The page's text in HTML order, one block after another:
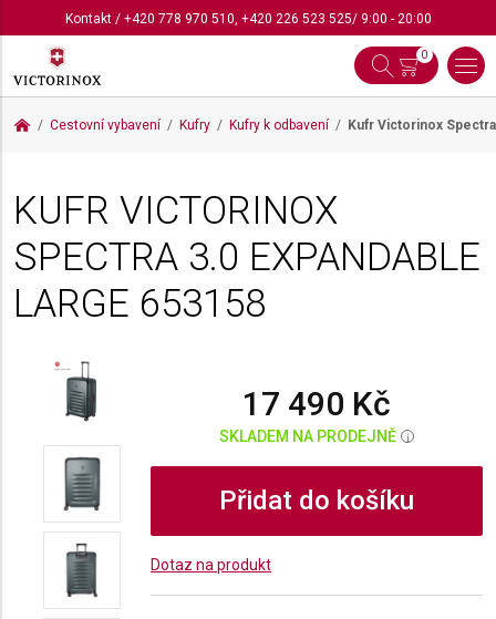
Kontakt/ +420 778 970 510, +420 226 523 525/ 9:00 - 20:00
0
Cestovní vybavení Kufry Kufry k odbavení Kufr Victorinox
KUFR VICTORINOX
SPECTRA 3.0 EXPANDABLE
LARGE 653158
17 490 Kč
SKLADEM NA PRODEJNĚ i
Přidat do košíku
Dotaz na produkt